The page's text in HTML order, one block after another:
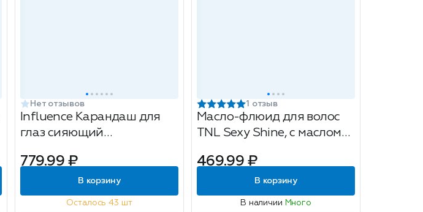
Нет отзывов
Influence Карандаш для
глаз сияющий
Neochrome тон02
779.99 ₽
В корзину
Осталось 43 шт
1 отзыв
Масло-флюид для волос
TNL Sexy Shine, с маслом
50мл
469.99 ₽
В корзину
В наличии Много